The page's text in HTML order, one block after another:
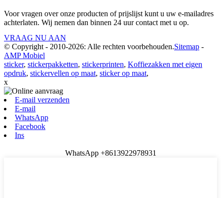
Voor vragen over onze producten of prijslijst kunt u uw e-mailadres
achterlaten. Wij nemen dan binnen 24 uur contact met u op.
VRAAG NU AAN
© Copyright - 2010-2026: Alle rechten voorbehouden.Sitemap -
AMP Mobiel
sticker, stickerpakketten, stickerprinten, Koffiezakken met eigen
opdruk, stickervellen op maat, sticker op maat,
x
E-mail verzenden
E-mail
WhatsApp
Facebook
Ins
WhatsApp +8613922978931